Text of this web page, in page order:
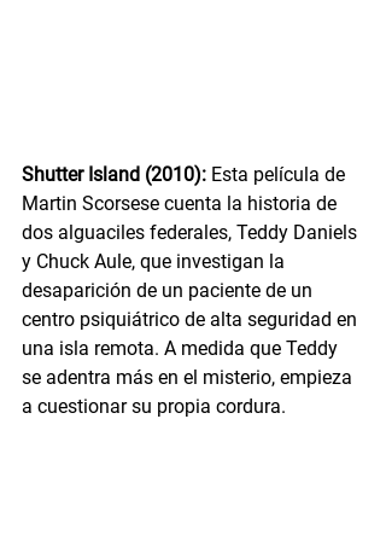
Shutter Island (2010): Esta película de
Martin Scorsese cuenta la historia de
dos alguaciles federales, Teddy Daniels
y Chuck Aule, que investigan la
desaparición de un paciente de un
centro psiquiátrico de alta seguridad en
una isla remota. A medida que Teddy
se adentra más en el misterio, empieza
a cuestionar su propia cordura.